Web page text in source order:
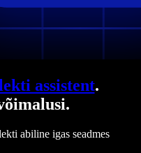
assistent.
abiline igas seadmes